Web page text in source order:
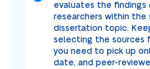
evaluates the
researchers within
dissertation topic.
selecting the sources
you need to pick up
date, and peer-